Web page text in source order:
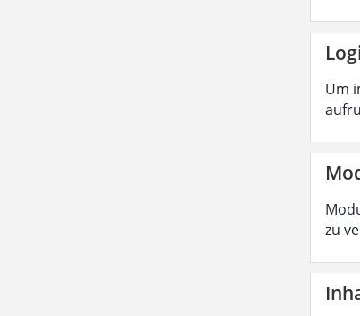
Um
zu